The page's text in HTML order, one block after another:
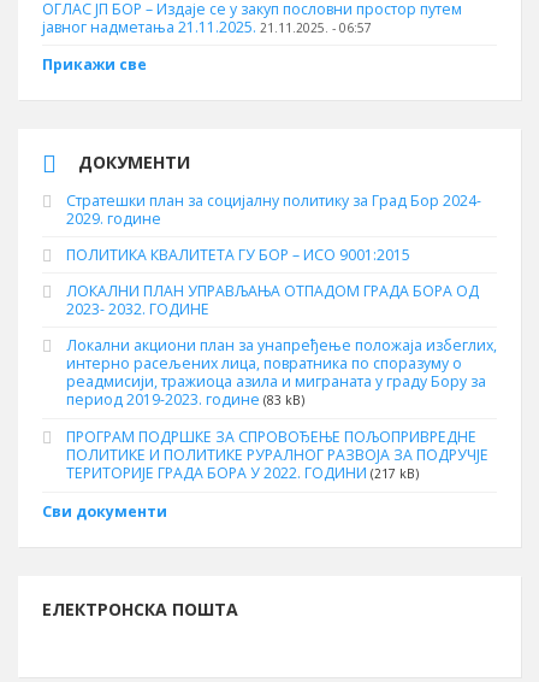
ОГЛАС ЈП БОР – Издаје се у закуп пословни простор путем
јавног надметања 21.11.2025. 21.11.2025. - 06:57
Прикажи све
ДОКУМЕНТИ
Стратешки план за социјалну политику за Град Бор 2024-
2029. године
ПОЛИТИКА КВАЛИТЕТА ГУ БОР – ИСО 9001:2015
ЛОКАЛНИ ПЛАН УПРАВЉАЊА ОТПАДОМ ГРАДА БОРА ОД
2023- 2032. ГОДИНЕ
Локални акциони план за унапређење положаја избеглих,
интерно расељених лица, повратника по споразуму о
реадмисији, тражиоца азила и миграната у граду Бору за
период 2019-2023. године (83 kB)
ПРОГРАМ ПОДРШКЕ ЗА СПРОВОЂЕЊЕ ПОЉОПРИВРЕДНЕ
ПОЛИТИКЕ И ПОЛИТИКЕ РУРАЛНОГ РАЗВОЈА ЗА ПОДРУЧЈЕ
ТЕРИТОРИЈЕ ГРАДА БОРА У 2022. ГОДИНИ (217 kB)
Сви документи
ЕЛЕКТРОНСКА ПОШТА